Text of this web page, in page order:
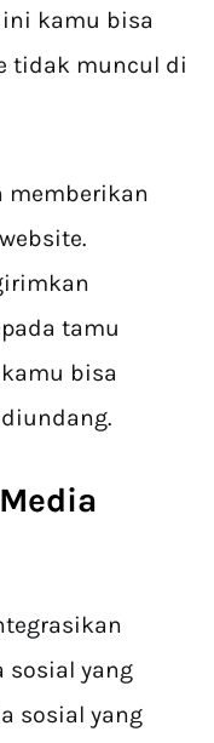
ini kamu bisa
tidak muncul di
memberikan
tamu
bisa
sosial yang
sosial yang